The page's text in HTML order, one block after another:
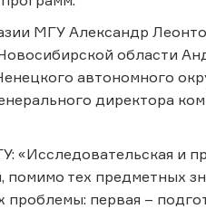
МГУ Александр
области
автономного
директора
«Исследовательская и
тех предметных
первая –